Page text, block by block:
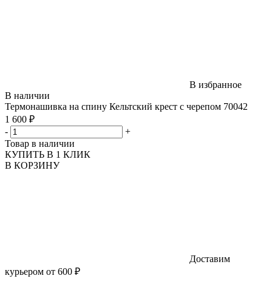
В избранное
В наличии
Термонашивка на спину Кельтский крест с черепом 70042
1 600 ₽
-
+
Товар в наличии
КУПИТЬ В 1 КЛИК
В КОРЗИНУ
Доставим
курьером от 600 ₽